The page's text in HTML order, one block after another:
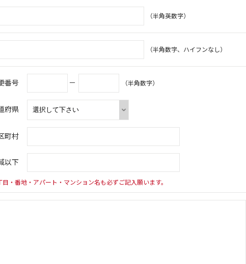
（半角英数字）
（半角数字、ハイフンなし）
番号 － （半角数字）
府県
町村
以下
・番地・アパート・マンション名も必ずご記入願います。